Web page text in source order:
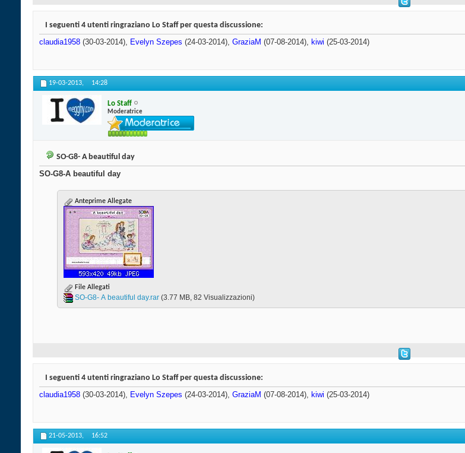
I seguenti 4 utenti ringraziano Lo Staff per questa discussione:
claudia1958 (30-03-2014), Evelyn Szepes (24-03-2014), GraziaM (07-08-2014), kiwi (25-03-2014)
19-03-2013, 14:28
Lo Staff
Moderatrice
SO-G8- A beautiful day
SO-G8-A beautiful day
Anteprime Allegate
File Allegati
SO-G8- A beautiful day.rar‎ (3.77 MB, 82 Visualizzazioni)
I seguenti 4 utenti ringraziano Lo Staff per questa discussione:
claudia1958 (30-03-2014), Evelyn Szepes (24-03-2014), GraziaM (07-08-2014), kiwi (25-03-2014)
21-05-2013, 16:52